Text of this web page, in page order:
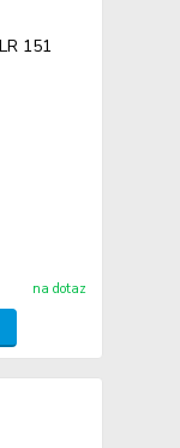
na dotaz